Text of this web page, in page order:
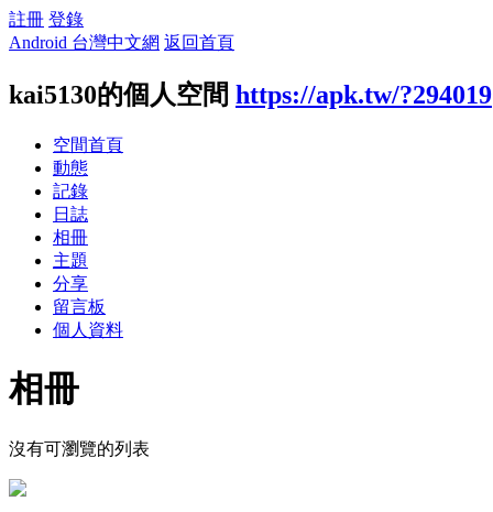
註冊 登錄
Android 台灣中文網 返回首頁
kai5130的個人空間 https://apk.tw/?294019
空間首頁
動態
記錄
日誌
相冊
主題
分享
留言板
個人資料
相冊
沒有可瀏覽的列表